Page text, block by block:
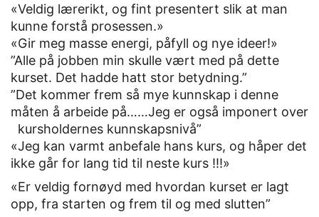
«Veldig lærerikt, og fint presentert slik at man
kunne forstå prosessen.»
«Gir meg masse energi, påfyll og nye ideer!»
”Alle på jobben min skulle vært med på dette
kurset. Det hadde hatt stor betydning.”
”Det kommer frem så mye kunnskap i denne
måten å arbeide på……Jeg er også imponert over
kursholdernes kunnskapsnivå”
«Jeg kan varmt anbefale hans kurs, og håper det
ikke går for lang tid til neste kurs !!!»
«Er veldig fornøyd med hvordan kurset er lagt
opp, fra starten og frem til og med slutten”